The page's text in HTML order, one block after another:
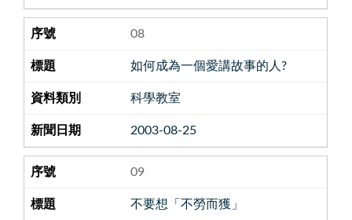
08
如何成為一個愛講故事的人?
科學教室
2003-08-25
09
不要想「不勞而獲」